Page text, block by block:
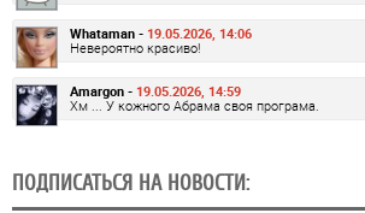
Whataman - 19.05.2026, 14:06
Невероятно красиво!
Amargon - 19.05.2026, 14:59
Хм ... У кожного Абрама своя програма.
ПОДПИСАТЬСЯ НА НОВОСТИ: